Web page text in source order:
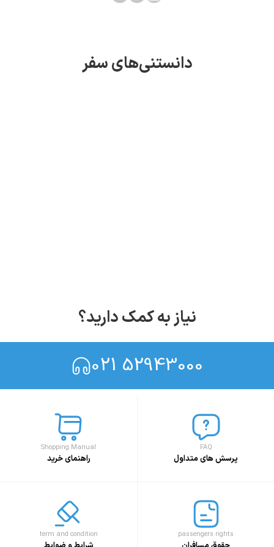
دانستنی‌های سفر
نیاز به کمک دارید؟
021 52943000
FAQ
پرسش های متداول
Shopping Manual
راهنمای خرید
passengers rights
term and condition